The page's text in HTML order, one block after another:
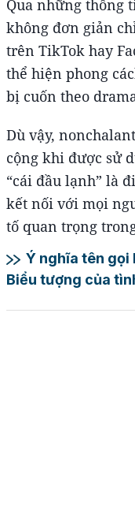
Qua những thông
không đơn giản
trên TikTok hay
thể hiện phong
bị cuốn theo
Dù vậy,
cộng khi được sử
“cái đầu lạnh” là
kết nối với mọi
tố quan trọng
Ý nghĩa tên gọi
Biểu tượng của